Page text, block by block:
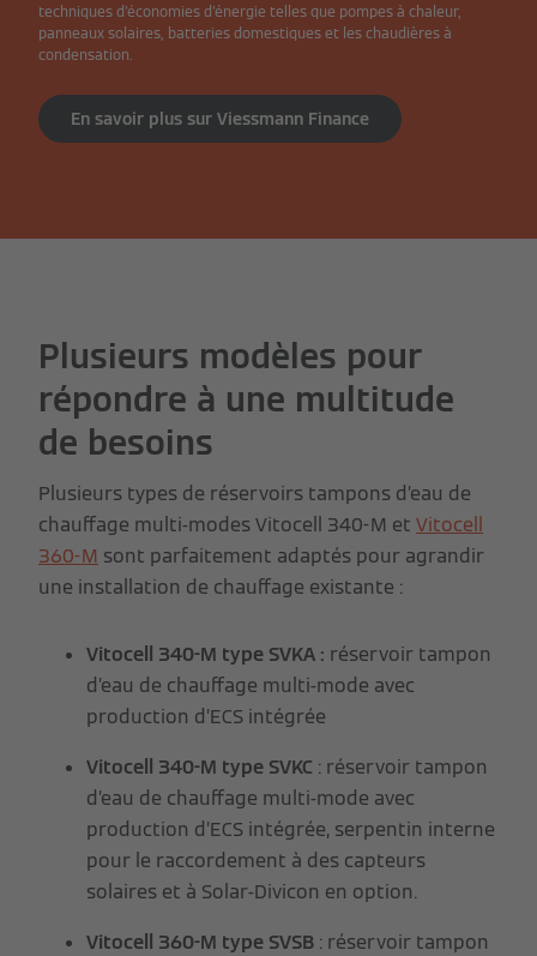
techniques d'économies d'énergie telles que pompes à chaleur,
panneaux solaires, batteries domestiques et les chaudières à
condensation.
En savoir plus sur Viessmann Finance
Plusieurs modèles pour
répondre à une multitude
de besoins
Plusieurs types de réservoirs tampons d’eau de
chauffage multi-modes Vitocell 340-M et Vitocell
360-M sont parfaitement adaptés pour agrandir
une installation de chauffage existante :
Vitocell 340-M type SVKA : réservoir tampon
d’eau de chauffage multi-mode avec
production d’ECS intégrée
Vitocell 340-M type SVKC : réservoir tampon
d’eau de chauffage multi-mode avec
production d’ECS intégrée, serpentin interne
pour le raccordement à des capteurs
solaires et à Solar-Divicon en option.
Vitocell 360-M type SVSB : réservoir tampon